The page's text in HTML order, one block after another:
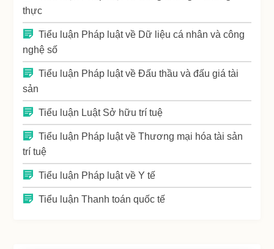
thực
Tiểu luận Pháp luật về Dữ liệu cá nhân và công
nghệ số
Tiểu luận Pháp luật về Đấu thầu và đấu giá tài
sản
Tiểu luận Luật Sở hữu trí tuệ
Tiểu luận Pháp luật về Thương mại hóa tài sản
trí tuệ
Tiểu luận Pháp luật về Y tế
Tiểu luận Thanh toán quốc tế